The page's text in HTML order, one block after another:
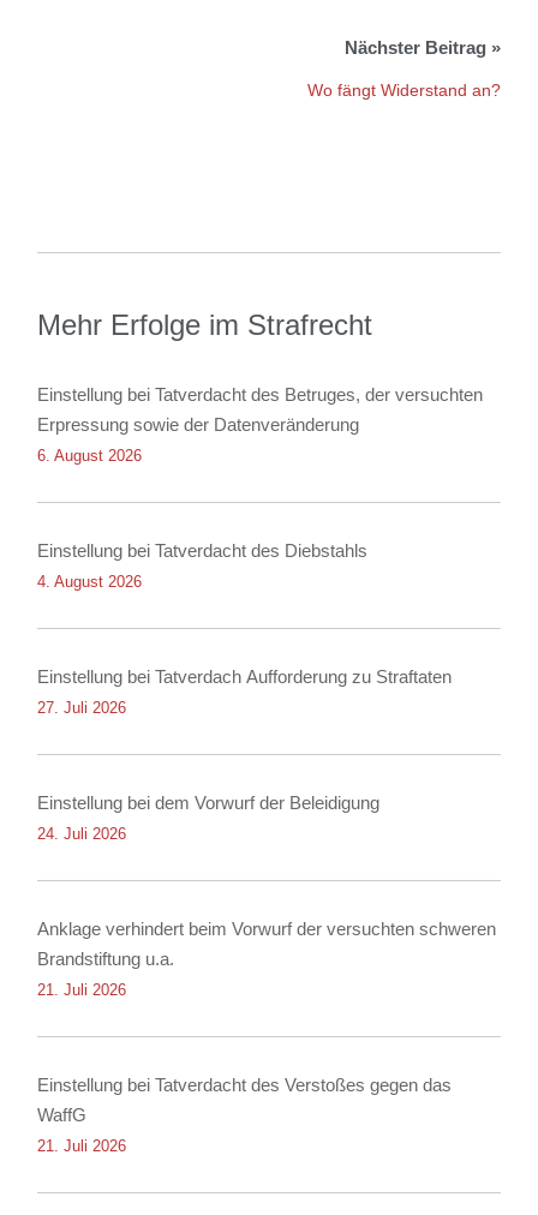
Wo fängt Widerstand an?
Mehr Erfolge im Strafrecht
Einstellung bei Tatverdacht des Betruges, der versuchten
Erpressung sowie der Datenveränderung
6. August 2026
Einstellung bei Tatverdacht des Diebstahls
4. August 2026
Einstellung bei Tatverdach Aufforderung zu Straftaten
27. Juli 2026
Einstellung bei dem Vorwurf der Beleidigung
24. Juli 2026
Anklage verhindert beim Vorwurf der versuchten schweren
Brandstiftung u.a.
21. Juli 2026
Einstellung bei Tatverdacht des Verstoßes gegen das
WaffG
21. Juli 2026